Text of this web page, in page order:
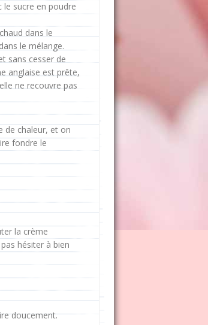
le sucre en poudre
dans le
le mélange.
sans cesser de
anglaise est prête,
ne recouvre pas
de chaleur, et on
fondre le
la crème
hésiter à bien
doucement.